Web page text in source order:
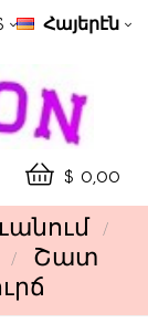
Հայերէն
$ 0,00
Շատ